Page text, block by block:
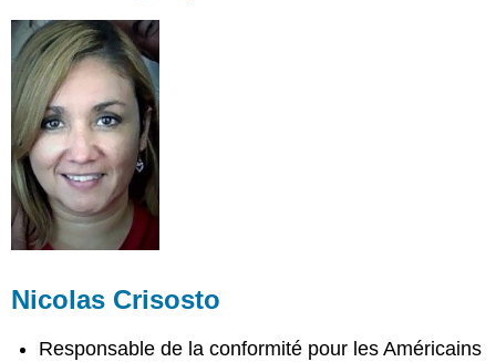
Nicolas Crisosto
Responsable de la conformité pour les Américains